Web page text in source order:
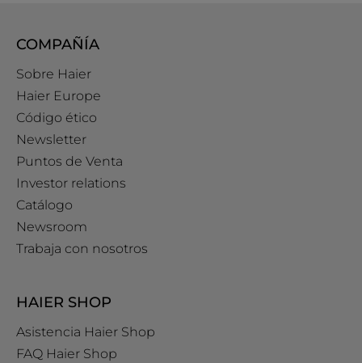
COMPAÑÍA
Sobre Haier
Haier Europe
Código ético
Newsletter
Puntos de Venta
Investor relations
Catálogo
Newsroom
Trabaja con nosotros
HAIER SHOP
Asistencia Haier Shop
FAQ Haier Shop